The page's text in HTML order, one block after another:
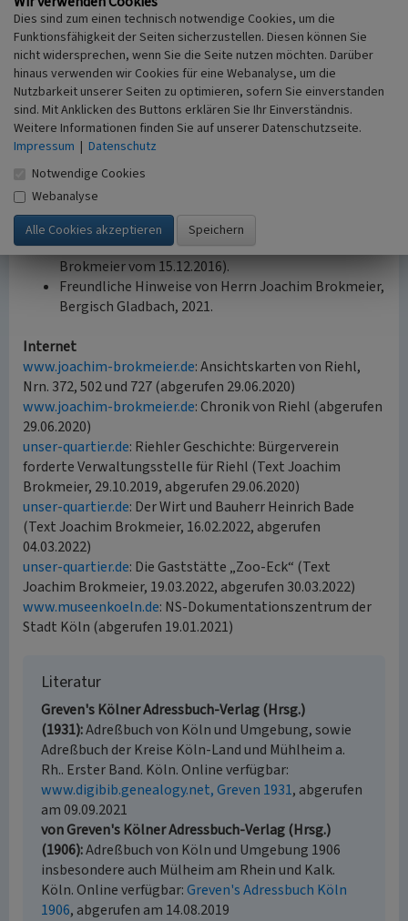
Stammheimer Straße 11 in Köln-Riehl zum 14. August
1945 als Meldeadresse der Familie belegt.
(Franz-Josef Knöchel, Digitales Kulturerbe LVR,
2020/2022)
Quellen
Auszug aus dem Taufregister der kath. Pfarrkirche
St. Nikolaus in Köln-Sülz (Jahrgang 1904, S. 109, Nr.
267), erstellt am 22.12.1938.
Informationen aus dem Bestand des NS-
Dokumentationszentrum der Stadt Köln (Auskunft
von Herrn Ibrahim Basalamah an Herrn Joachim
Brokmeier vom 15.12.2016).
Freundliche Hinweise von Herrn Joachim Brokmeier,
Bergisch Gladbach, 2021.
Internet
www.joachim-brokmeier.de: Ansichtskarten von Riehl,
Nrn. 372, 502 und 727 (abgerufen 29.06.2020)
www.joachim-brokmeier.de: Chronik von Riehl (abgerufen
29.06.2020)
unser-quartier.de: Riehler Geschichte: Bürgerverein
forderte Verwaltungsstelle für Riehl (Text Joachim
Brokmeier, 29.10.2019, abgerufen 29.06.2020)
unser-quartier.de: Der Wirt und Bauherr Heinrich Bade
(Text Joachim Brokmeier, 16.02.2022, abgerufen
04.03.2022)
unser-quartier.de: Die Gaststätte „Zoo-Eck“ (Text
Joachim Brokmeier, 19.03.2022, abgerufen 30.03.2022)
www.museenkoeln.de: NS-Dokumentationszentrum der
Stadt Köln (abgerufen 19.01.2021)
Literatur
Greven's Kölner Adressbuch-Verlag (Hrsg.)
(1931) Adreßbuch von Köln und Umgebung, sowie
Adreßbuch der Kreise Köln-Land und Mühlheim a.
Rh.. Erster Band. Köln. Online verfügbar:
www.digibib.genealogy.net, Greven 1931, abgerufen
am 09.09.2021
von Greven's Kölner Adressbuch-Verlag (Hrsg.)
(1906) Adreßbuch von Köln und Umgebung 1906
insbesondere auch Mülheim am Rhein und Kalk.
Köln. Online verfügbar:Greven's Adressbuch Köln
1906, abgerufen am 14.08.2019
Dies sind zum einen technisch notwendige Cookies, um die
Funktionsfähigkeit der Seiten sicherzustellen. Diesen können Sie
nicht widersprechen, wenn Sie die Seite nutzen möchten. Darüber
hinaus verwenden wir Cookies für eine Webanalyse, um die
Nutzbarkeit unserer Seiten zu optimieren, sofern Sie einverstanden
sind. Mit Anklicken des Buttons erklären Sie Ihr Einverständnis.
Weitere Informationen finden Sie auf unserer Datenschutzseite.
Impressum | Datenschutz
Notwendige Cookies
Webanalyse